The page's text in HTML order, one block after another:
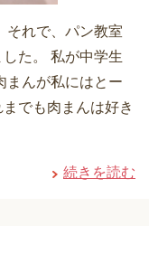
それで、パン教室
た。 私が中学生
まんが私にはとー
でも肉まんは好き
続きを読む